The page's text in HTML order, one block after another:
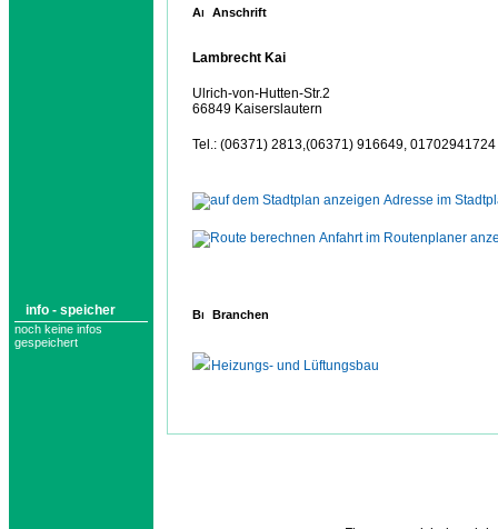
info - speicher
noch keine infos
gespeichert
Anschrift
Lambrecht Kai
Ulrich-von-Hutten-Str.2
66849 Kaiserslautern
Tel.: (06371) 2813,(06371) 916649, 01702941724
Adresse im
Anfahrt im Routenplaner
Branchen
Heizungs- und Lüftungsbau